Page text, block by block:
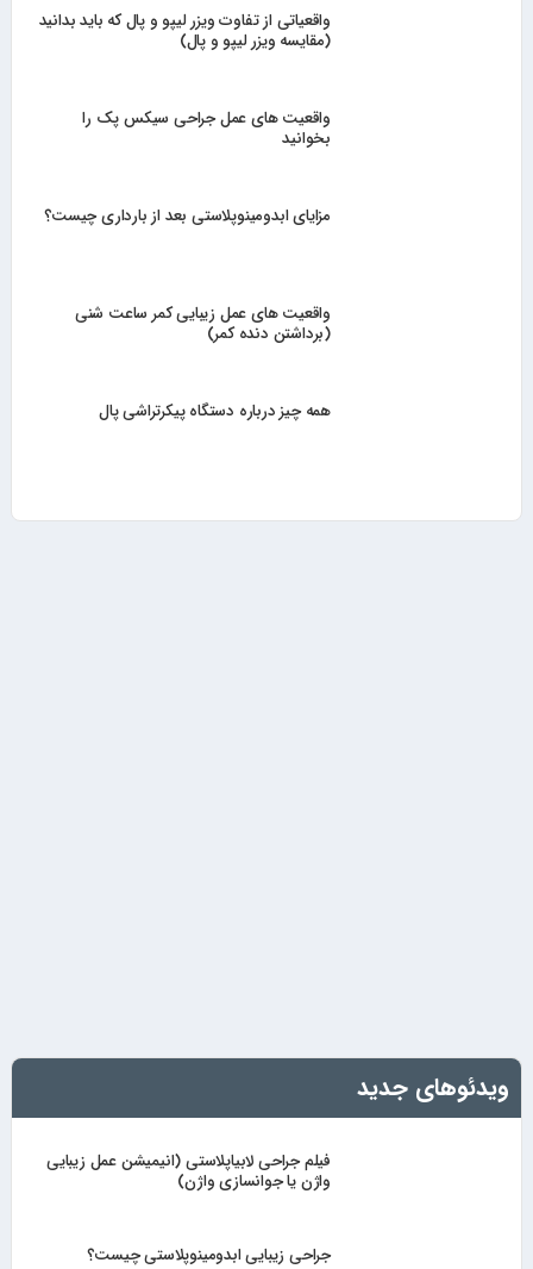
واقعیاتی از تفاوت ویزر لیپو و پال که باید بدانید
(مقایسه ویزر لیپو و پال)
واقعیت های عمل جراحی سیکس پک را
بخوانید
مزایای ابدومینوپلاستی بعد از بارداری چیست؟
واقعیت های عمل زیبایی کمر ساعت شنی
(برداشتن دنده کمر)
همه چیز درباره دستگاه پیکرتراشی پال
ویدئوهای جدید
فیلم جراحی لابیاپلاستی (انیمیشن عمل زیبایی
واژن یا جوانسازی واژن)
جراحی زیبایی ابدومینوپلاستی چیست؟